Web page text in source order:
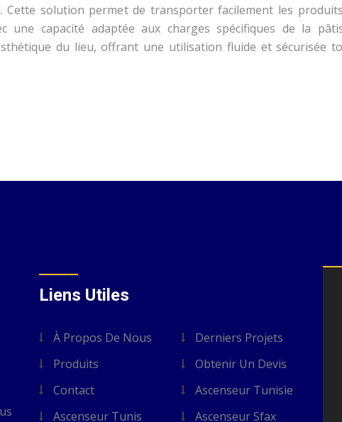
Cette solution permet de transporter facilement les
une capacité adaptée aux charges spécifiques de la
du lieu, offrant une utilisation fluide et sécurisée
Liens Utiles
À Propos De Nous
Derniers Projets
Produits
Obtenir Un Devis
Contact
Ascenseur Tunisie
Ascenseur Tunis
Ascenseur Sfax